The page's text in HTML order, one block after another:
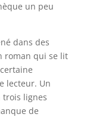
un peu
dans des
roman qui se lit
lecteur. Un
trois lignes
de